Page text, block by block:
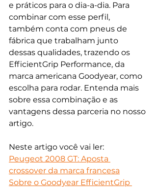
e práticos para o dia-a-dia. Para
combinar com esse perfil,
também conta com pneus de
fábrica que trabalham junto
dessas qualidades, trazendo os
EfficientGrip Performance, da
marca americana Goodyear, como
escolha para rodar. Entenda mais
sobre essa combinação e as
vantagens dessa parceria no nosso
artigo.
Neste artigo você vai ler:
Peugeot 2008 GT: Aposta
crossover da marca francesa
Sobre o Goodyear EfficientGrip